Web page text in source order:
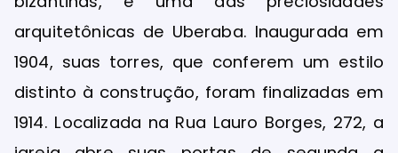
arquitetônicas de Uberaba. Inaugurada em
1904, suas torres, que conferem um estilo
distinto à construção, foram finalizadas em
1914. Localizada na Rua Lauro Borges, 272, a